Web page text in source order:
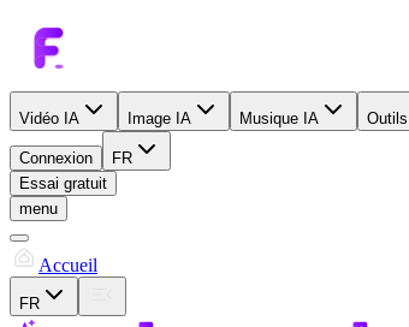
Vidéo IA Image IA Musique IA
Connexion
FR
Essai gratuit
menu
Accueil
FR